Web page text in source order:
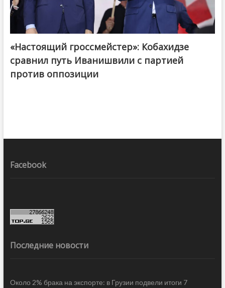
@ქართული ოცნება / Georgian Dream
«Настоящий гроссмейстер»: Кобахидзе
сравнил путь Иванишвили с партией
против оппозиции
Facebook
Последние новости
Около 2% брака на экспорте: в Грузии подвели итоги 7